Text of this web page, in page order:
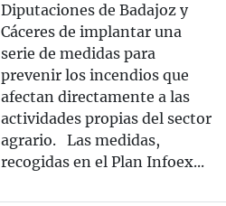
Diputaciones de Badajoz y
Cáceres de implantar una
serie de medidas para
prevenir los incendios que
afectan directamente a las
actividades propias del sector
agrario. Las medidas,
recogidas en el Plan Infoex...